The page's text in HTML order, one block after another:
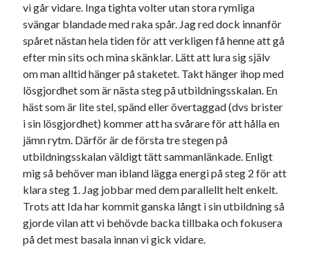
VI TRÄNAR VIDARE!
MYCKET FLUGOR
IDA; dagens hoppning!
HINDERBANA
130 BAND
Kategorier
Allmänt(997)
Extrahästar(58)
Hållidej(276)
Heart of Hope(39)
Heart Paal(216)
Idun(140)
vi går vidare. Inga tighta volter utan stora rymliga
svängar blandade med raka spår. Jag red dock innanför
spåret nästan hela tiden för att verkligen få henne att gå
efter min sits och mina skänklar. Lätt att lura sig själv
om man alltid hänger på staketet. Takt hänger ihop med
lösgjordhet som är nästa steg på utbildningsskalan. En
häst som är lite stel, spänd eller övertaggad (dvs brister
i sin lösgjordhet) kommer att ha svårare för att hålla en
jämn rytm. Därför är de första tre stegen på
utbildningsskalan väldigt tätt sammanlänkade. Enligt
mig så behöver man ibland lägga energi på steg 2 för att
klara steg 1. Jag jobbar med dem parallellt helt enkelt.
Trots att Ida har kommit ganska långt i sin utbildning så
gjorde vilan att vi behövde backa tillbaka och fokusera
på det mest basala innan vi gick vidare.